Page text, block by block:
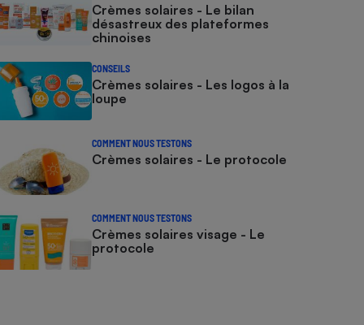
Crèmes solaires - Le bilan
désastreux des plateformes
chinoises
CONSEILS
Crèmes solaires - Les logos à la
loupe
COMMENT NOUS TESTONS
Crèmes solaires - Le protocole
COMMENT NOUS TESTONS
Crèmes solaires visage - Le
protocole